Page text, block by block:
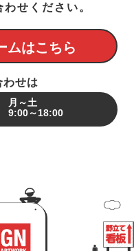
わせください。
ムはこちら
わせは
月～土
9:00～18:00